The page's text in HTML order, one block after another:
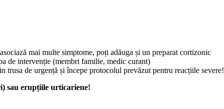
mai multe simptome, poți adăuga și un preparat cortizonic
de intervenție (membri familie, medic curant)
trusa de urgență și începe protocolul prevăzut pentru reacțiile severe!
sau erupțiile urticariene!